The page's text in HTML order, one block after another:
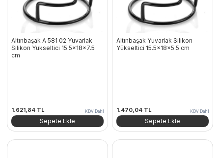
Altınbaşak A 581 02 Yuvarlak
Silikon Yükseltici 15.5x18x7.5
cm
1.621,84 TL KDV Dahil
Sepete Ekle
Altınbaşak Yuvarlak Silikon
Yükseltici 15.5x18x5.5 cm
1.470,04 TL KDV Dahil
Sepete Ekle